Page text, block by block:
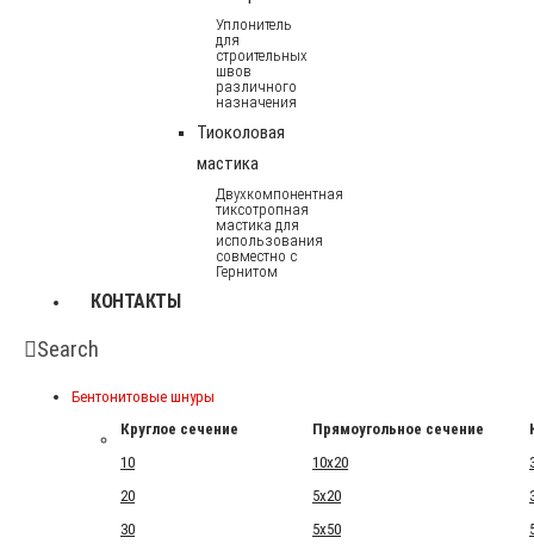
Уплонитель
для
строительных
швов
различного
назначения
Тиоколовая
мастика
Двухкомпонентная
тиксотропная
мастика для
использования
совместно с
Гернитом
КОНТАКТЫ
Search
Бентонитовые шнуры
Круглое сечение
Прямоугольное сечение
10
10x20
20
5x20
30
5x50